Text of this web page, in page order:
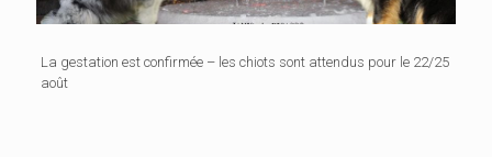
La gestation est confirmée – les chiots sont attendus pour le 22/25
août